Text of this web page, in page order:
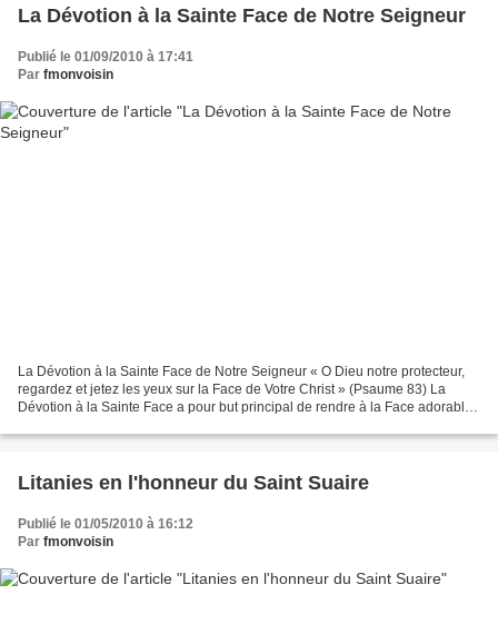
La Dévotion à la Sainte Face de Notre Seigneur
Publié le 01/09/2010 à 17:41
Par fmonvoisin
La Dévotion à la Sainte Face de Notre Seigneur « O Dieu notre protecteur,
regardez et jetez les yeux sur la Face de Votre Christ » (Psaume 83) La
Dévotion à la Sainte Face a pour but principal de rendre à la Face adorable
Litanies en l'honneur du Saint Suaire
Publié le 01/05/2010 à 16:12
Par fmonvoisin